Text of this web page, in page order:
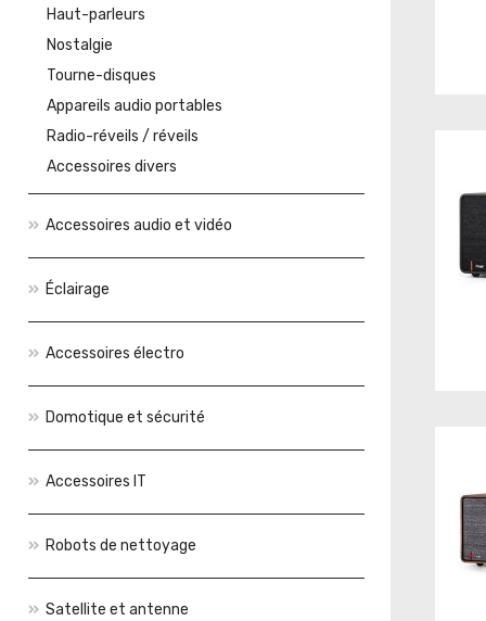
Haut-parleurs
Nostalgie
Tourne-disques
Appareils audio portables
Radio-réveils / réveils
Accessoires divers
Accessoires audio et vidéo
Éclairage
Accessoires électro
Domotique et sécurité
Accessoires IT
Robots de nettoyage
Satellite et antenne